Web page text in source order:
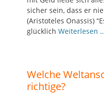
sicher sein, dass er
(Aristoteles Onassis)
glücklich Weiterlesen
Welche
richtige?